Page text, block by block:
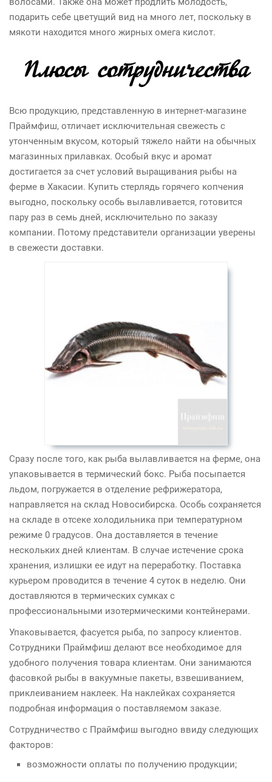
подарить себе цветущий вид на много лет, поскольку в
мякоти находится много жирных омега кислот.
Плюсы сотрудничества
Всю продукцию, представленную в интернет-магазине
Праймфиш, отличает исключительная свежесть с
утонченным вкусом, который тяжело найти на обычных
магазинных прилавках. Особый вкус и аромат
достигается за счет условий выращивания рыбы на
ферме в Хакасии. Купить стерлядь горячего копчения
выгодно, поскольку особь вылавливается, готовится
пару раз в семь дней, исключительно по заказу
компании. Потому представители организации уверены
в свежести доставки.
Сразу после того, как рыба вылавливается на ферме, она
упаковывается в термический бокс. Рыба посыпается
льдом, погружается в отделение рефрижератора,
направляется на склад Новосибирска. Особь сохраняется
на складе в отсеке холодильника при температурном
режиме 0 градусов. Она доставляется в течение
нескольких дней клиентам. В случае истечение срока
хранения, излишки ее идут на переработку. Поставка
курьером проводится в течение 4 суток в неделю. Они
доставляются в термических сумках с
профессиональными изотермическими контейнерами.
Упаковывается, фасуется рыба, по запросу клиентов.
Сотрудники Праймфиш делают все необходимое для
удобного получения товара клиентам. Они занимаются
фасовкой рыбы в вакуумные пакеты, взвешиванием,
приклеиванием наклеек. На наклейках сохраняется
подробная информация о поставляемом заказе.
Сотрудничество с Праймфиш выгодно ввиду следующих
факторов:
возможности оплаты по получению продукции;